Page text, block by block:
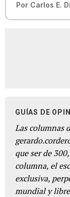
Por Carlos E.
GUÍAS DE
Las columnas
que ser de
columna, el
exclusiva,
mundial y